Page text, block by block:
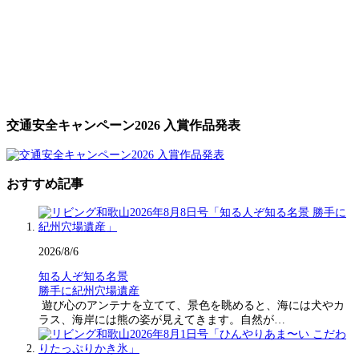
交通安全キャンペーン2026 入賞作品発表
おすすめ記事
2026/8/6
知る人ぞ知る名景
勝手に紀州穴場遺産
遊び心のアンテナを立てて、景色を眺めると、海には犬やカ
ラス、海岸には熊の姿が見えてきます。自然が…